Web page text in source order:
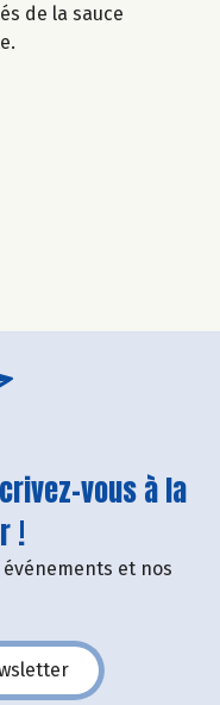
de la sauce
vous à la
!
et nos